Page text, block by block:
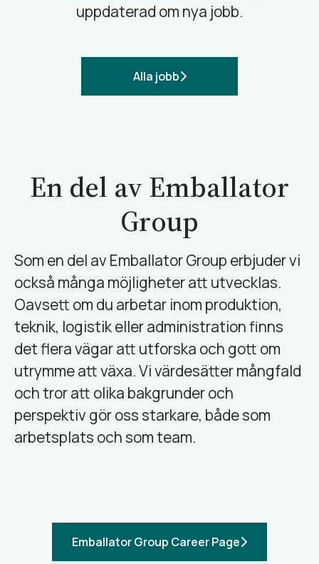
uppdaterad om nya jobb.
Alla jobb
En del av Emballator
Group
Som en del av Emballator Group erbjuder vi
också många möjligheter att utvecklas.
Oavsett om du arbetar inom produktion,
teknik, logistik eller administration finns
det flera vägar att utforska och gott om
utrymme att växa. Vi värdesätter mångfald
och tror att olika bakgrunder och
perspektiv gör oss starkare, både som
arbetsplats och som team.
Emballator Group Career Page